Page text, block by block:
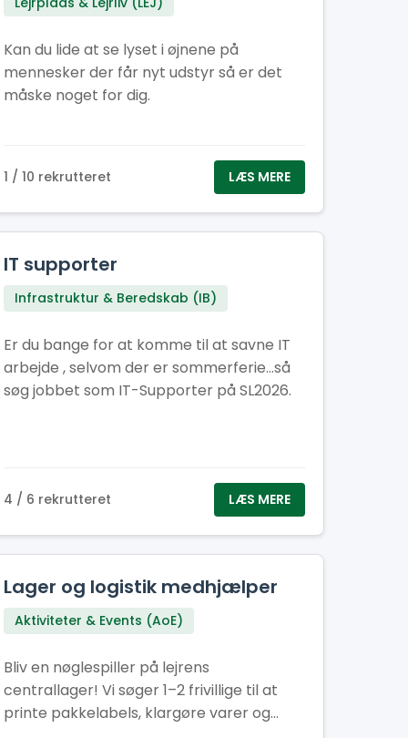
Kan du lide at se lyset i øjnene på
mennesker der får nyt udstyr så er det
måske noget for dig.
1 / 10 rekrutteret LÆS MERE
IT supporter
Infrastruktur & Beredskab (IB)
Er du bange for at komme til at savne IT
arbejde , selvom der er sommerferie...så
søg jobbet som IT-Supporter på SL2026.
4 / 6 rekrutteret LÆS MERE
Lager og logistik medhjælper
Aktiviteter & Events (AoE)
Bliv en nøglespiller på lejrens
centrallager! Vi søger 1–2 frivillige til at
printe pakkelabels, klargøre varer og